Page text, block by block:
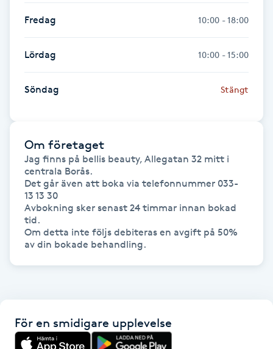
Friskvårdsmassage
Frisör
Funktionsanalys
Färgning
Föning
Gelenaglar
Fredag 10:00 - 18:00
Lördag 10:00 - 15:00
Söndag Stängt
Om företaget
Jag finns på bellis beauty, Allegatan 32 mitt i
centrala Borås.
Det går även att boka via telefonnummer 033-
13 13 30
Avbokning sker senast 24 timmar innan bokad
tid.
Om detta inte följs debiteras en avgift på 50%
av din bokade behandling.
För en smidigare upplevelse